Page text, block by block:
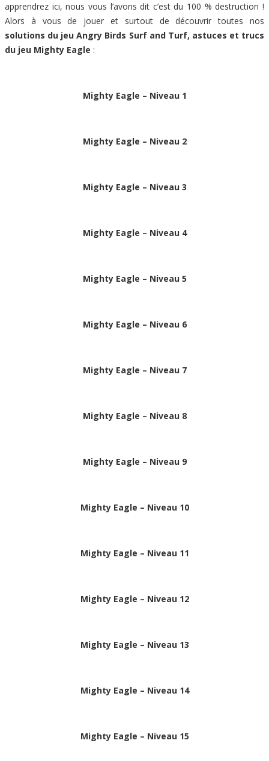
apprendrez ici, nous vous l’avons dit c’est du 100 % destruction !
Alors à vous de jouer et surtout de découvrir toutes nos
solutions du jeu Angry Birds Surf and Turf, astuces et trucs
du jeu Mighty Eagle :
Mighty Eagle – Niveau 1
Mighty Eagle – Niveau 2
Mighty Eagle – Niveau 3
Mighty Eagle – Niveau 4
Mighty Eagle – Niveau 5
Mighty Eagle – Niveau 6
Mighty Eagle – Niveau 7
Mighty Eagle – Niveau 8
Mighty Eagle – Niveau 9
Mighty Eagle – Niveau 10
Mighty Eagle – Niveau 11
Mighty Eagle – Niveau 12
Mighty Eagle – Niveau 13
Mighty Eagle – Niveau 14
Mighty Eagle – Niveau 15